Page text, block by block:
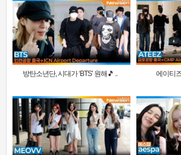
방탄소년단, 시대가 ‘BTS’ 원해🎵 .. 에이티